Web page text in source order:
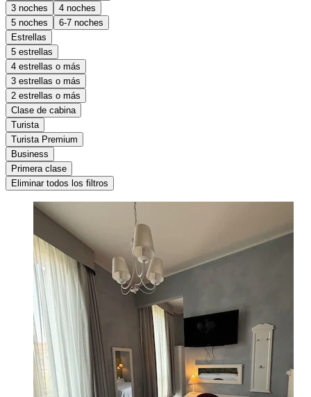
3 noches
4 noches
5 noches
6-7 noches
Estrellas
5 estrellas
4 estrellas o más
3 estrellas o más
2 estrellas o más
Clase de cabina
Turista
Turista Premium
Business
Primera clase
Eliminar todos los filtros